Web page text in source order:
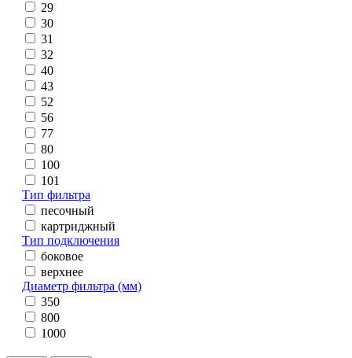
29
30
31
32
40
43
52
56
77
80
100
101
Тип фильтра
песочный
картриджный
Тип подключения
боковое
верхнее
Диаметр фильтра (мм)
350
800
1000